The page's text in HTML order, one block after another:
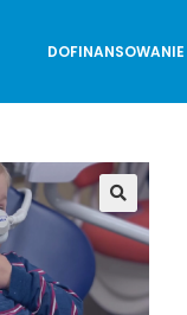
DOFINANSOWANIE